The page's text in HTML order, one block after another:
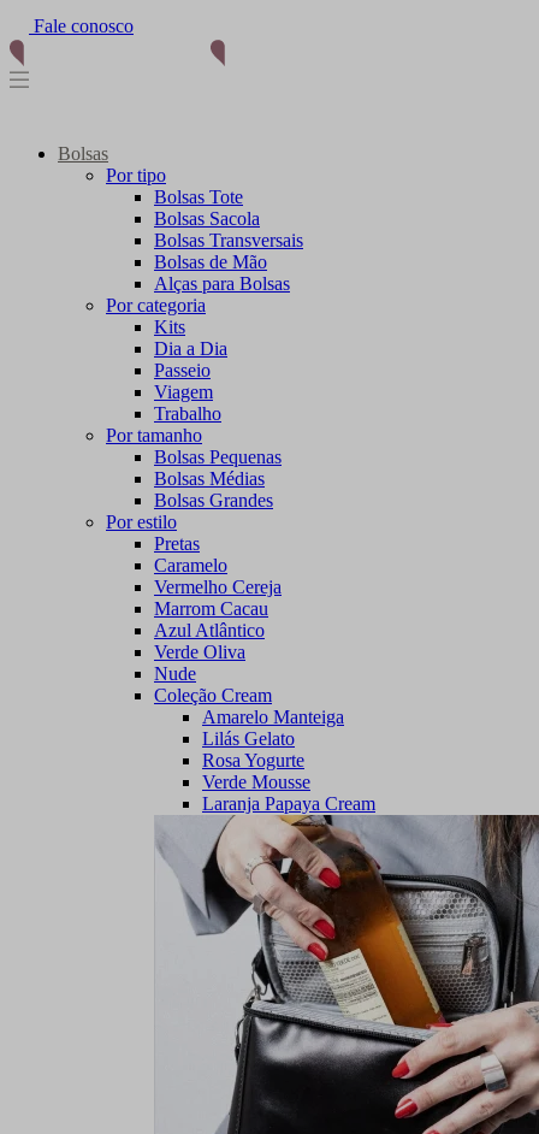
(11) 96012-2976
Fale conosco
Bolsas
Por tipo
Bolsas Tote
Bolsas Sacola
Bolsas Transversais
Bolsas de Mão
Alças para Bolsas
Por categoria
Kits
Dia a Dia
Passeio
Viagem
Trabalho
Por tamanho
Bolsas Pequenas
Bolsas Médias
Bolsas Grandes
Por estilo
Pretas
Caramelo
Vermelho Cereja
Marrom Cacau
Azul Atlântico
Verde Oliva
Nude
Coleção Cream
Amarelo Manteiga
Lilás Gelato
Rosa Yogurte
Verde Mousse
Laranja Papaya Cream